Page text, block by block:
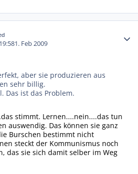
1. Feb 2009
aber sie produzieren aus
sehr billig.
Das ist das Problem.
stimmt. Lernen....nein....das tun
auswendig. Das können sie ganz
Burschen bestimmt nicht
steckt der Kommunismus noch
das sie sich damit selber im Weg